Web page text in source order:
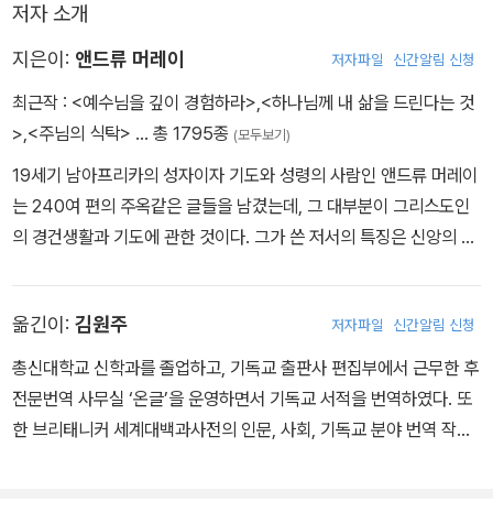
저자 소개
지은이: 앤드류 머레이 저자파일 신간알림 신청
최근작 : <예수님을 깊이 경험하라>,<하나님께 내 삶을 드린다는 것
>,<주님의 식탁> … 총 1795종 (모두보기)
19세기 남아프리카의 성자이자 기도와 성령의 사람인 앤드류 머레이
는 240여 편의 주옥같은 글들을 남겼는데, 그 대부분이 그리스도인
의 경건생활과 기도에 관한 것이다. 그가 쓴 저서의 특징은 신앙의 핵
닫고 체험한 것을 담고 있기에 더욱 놀라운 깊이가 있으며, 동시에 우
리의 신앙생활과 직결되어 있다. 따라서 그 영향력 또한 매우 강력하
게 나타난다. 남아프리카의 가장 사랑받는 설교자일 뿐 아니라 세계
적 명성을 지닌 저술가인 앤드류 머레이의 삶과 그가 남긴 저서들을
옮긴이: 김원주 저자파일 신간알림 신청
총신대학교 신학과를 졸업하고, 기독교 출판사 편집부에서 근무한 후
전문번역 사무실 ‘온글’을 운영하면서 기독교 서적을 번역하였다. 또
한 브리태니커 세계대백과사전의 인문, 사회, 기독교 분야 번역 작업